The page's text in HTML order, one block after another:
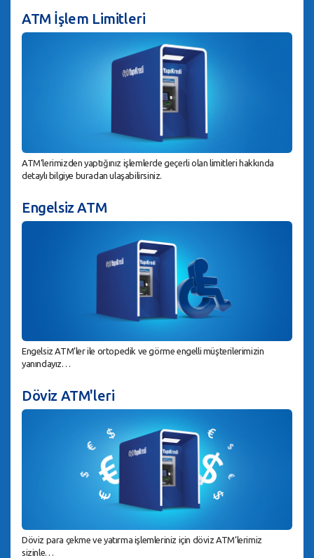
ATM İşlem Limitleri
ATM’lerimizden yaptığınız işlemlerde geçerli olan limitleri hakkında
detaylı bilgiye buradan ulaşabilirsiniz.
Engelsiz ATM
Engelsiz ATM’ler ile ortopedik ve görme engelli müşterilerimizin
yanındayız…
Döviz ATM'leri
Döviz para çekme ve yatırma işlemleriniz için döviz ATM’lerimiz
sizinle…